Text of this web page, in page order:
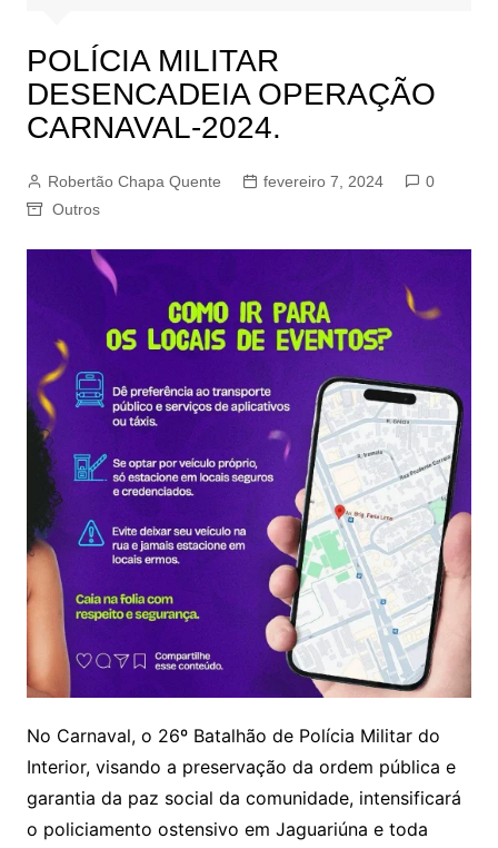
POLÍCIA MILITAR
DESENCADEIA OPERAÇÃO
CARNAVAL-2024.
Robertão Chapa Quente fevereiro 7, 2024
0
Outros
No Carnaval, o 26º Batalhão de Polícia Militar do
Interior, visando a preservação da ordem pública e
garantia da paz social da comunidade, intensificará
o policiamento ostensivo em Jaguariúna e toda